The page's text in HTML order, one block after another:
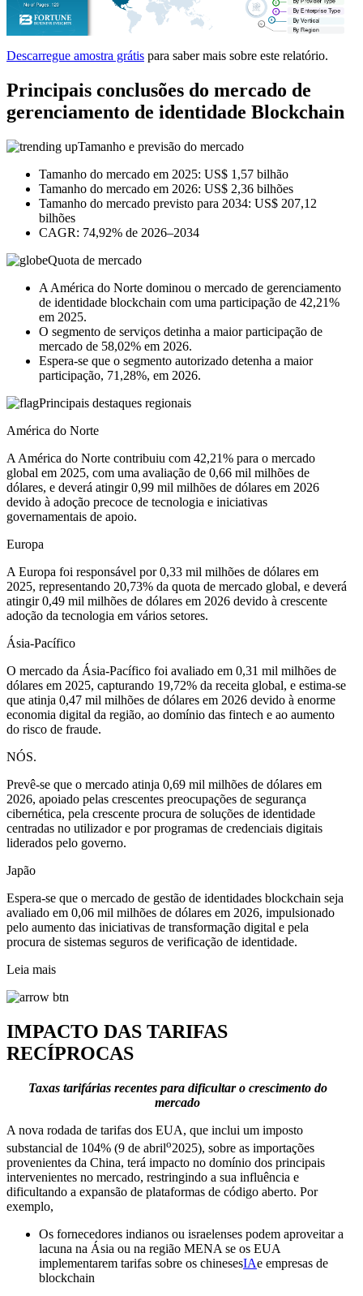
Descarregue amostra grátis para saber mais sobre este relatório.
Principais conclusões do mercado de
gerenciamento de identidade Blockchain
Tamanho e previsão do mercado
Tamanho do mercado em 2025: US$ 1,57 bilhão
Tamanho do mercado em 2026: US$ 2,36 bilhões
Tamanho do mercado previsto para 2034: US$ 207,12
bilhões
CAGR: 74,92% de 2026–2034
Quota de mercado
A América do Norte dominou o mercado de gerenciamento
de identidade blockchain com uma participação de 42,21%
em 2025.
O segmento de serviços detinha a maior participação de
mercado de 58,02% em 2026.
Espera-se que o segmento autorizado detenha a maior
participação, 71,28%, em 2026.
Principais destaques regionais
América do Norte
A América do Norte contribuiu com 42,21% para o mercado
global em 2025, com uma avaliação de 0,66 mil milhões de
dólares, e deverá atingir 0,99 mil milhões de dólares em 2026
devido à adoção precoce de tecnologia e iniciativas
governamentais de apoio.
Europa
A Europa foi responsável por 0,33 mil milhões de dólares em
2025, representando 20,73% da quota de mercado global, e deverá
atingir 0,49 mil milhões de dólares em 2026 devido à crescente
adoção da tecnologia em vários setores.
Ásia-Pacífico
O mercado da Ásia-Pacífico foi avaliado em 0,31 mil milhões de
dólares em 2025, capturando 19,72% da receita global, e estima-se
que atinja 0,47 mil milhões de dólares em 2026 devido à enorme
economia digital da região, ao domínio das fintech e ao aumento
do risco de fraude.
NÓS.
Prevê-se que o mercado atinja 0,69 mil milhões de dólares em
2026, apoiado pelas crescentes preocupações de segurança
cibernética, pela crescente procura de soluções de identidade
centradas no utilizador e por programas de credenciais digitais
liderados pelo governo.
Japão
Espera-se que o mercado de gestão de identidades blockchain seja
avaliado em 0,06 mil milhões de dólares em 2026, impulsionado
pelo aumento das iniciativas de transformação digital e pela
procura de sistemas seguros de verificação de identidade.
Leia mais
IMPACTO DAS TARIFAS
RECÍPROCAS
Taxas tarifárias recentes para dificultar o crescimento do
mercado
A nova rodada de tarifas dos EUA, que inclui um imposto
substancial de 104% (9 de abrilo2025), sobre as importações
provenientes da China, terá impacto no domínio dos principais
intervenientes no mercado, restringindo a sua influência e
dificultando a expansão de plataformas de código aberto. Por
exemplo,
Os fornecedores indianos ou israelenses podem aproveitar a
lacuna na Ásia ou na região MENA se os EUA
implementarem tarifas sobre os chinesesIAe empresas de
blockchain